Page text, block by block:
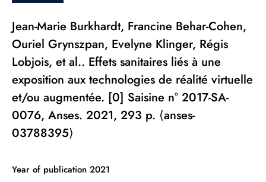
Jean-Marie Burkhardt, Francine Behar-Cohen,
Ouriel Grynszpan, Evelyne Klinger, Régis
Lobjois, et al.. Effets sanitaires liés à une
exposition aux technologies de réalité virtuelle
et/ou augmentée. [0] Saisine n° 2017-SA-
0076, Anses. 2021, 293 p. ⟨anses-
03788395⟩
Year of publication 2021